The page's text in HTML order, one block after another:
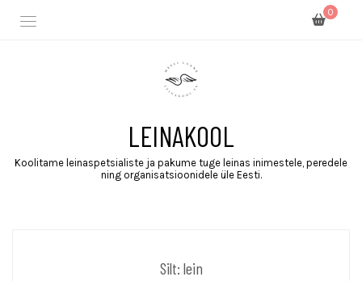
0
LEINAKOOL
Koolitame leinaspetsialiste ja pakume tuge leinas inimestele, peredele
ning organisatsioonidele üle Eesti.
Silt: lein